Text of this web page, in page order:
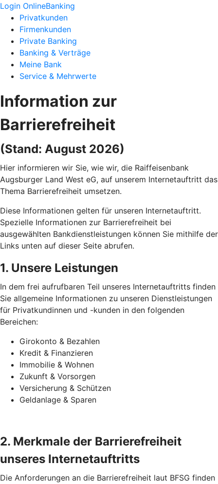
Login OnlineBanking
Privatkunden
Firmenkunden
Private Banking
Banking & Verträge
Meine Bank
Service & Mehrwerte
Information zur
Barrierefreiheit
(Stand: August 2026)
Hier informieren wir Sie, wie wir, die Raiffeisenbank
Augsburger Land West eG, auf unserem Internetauftritt das
Thema Barrierefreiheit umsetzen.
Diese Informationen gelten für unseren Internetauftritt.
Spezielle Informationen zur Barrierefreiheit bei
ausgewählten Bankdienstleistungen können Sie mithilfe der
Links unten auf dieser Seite abrufen.
1. Unsere Leistungen
In dem frei aufrufbaren Teil unseres Internetauftritts finden
Sie allgemeine Informationen zu unseren Dienstleistungen
für Privatkundinnen und -kunden in den folgenden
Bereichen:
Girokonto & Bezahlen
Kredit & Finanzieren
Immobilie & Wohnen
Zukunft & Vorsorgen
Versicherung & Schützen
Geldanlage & Sparen
2. Merkmale der Barrierefreiheit
unseres Internetauftritts
Die Anforderungen an die Barrierefreiheit laut BFSG finden